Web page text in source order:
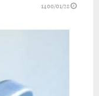
1400/01/28